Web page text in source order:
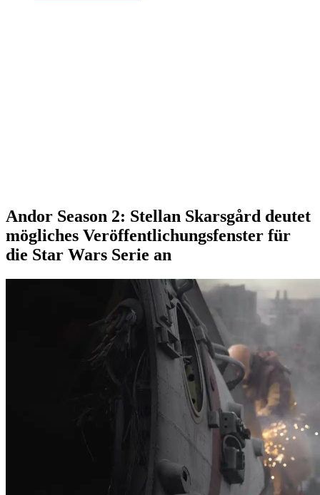
Andor Season 2: Stellan Skarsgård deutet
mögliches Veröffentlichungsfenster für
die Star Wars Serie an